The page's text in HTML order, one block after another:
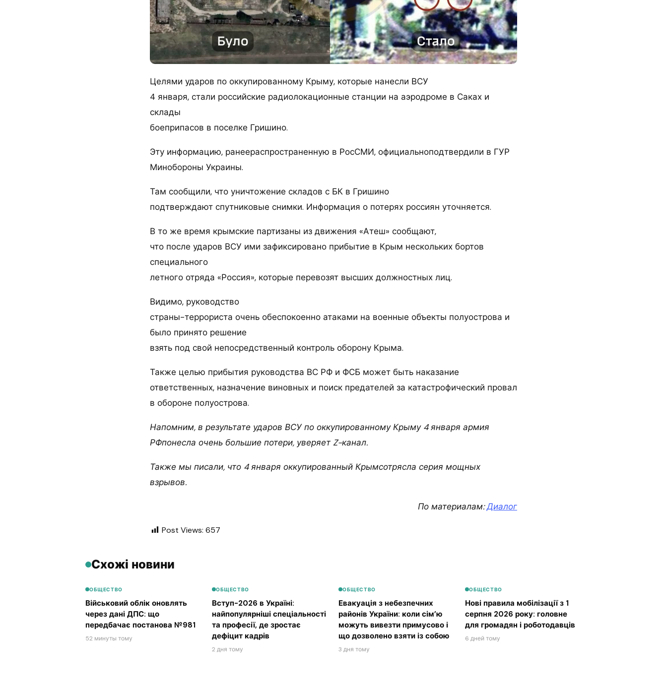
Целями ударов по оккупированному Крыму, которые нанесли ВСУ
4 января, стали российские радиолокационные станции на аэродроме в Саках и
склады
боеприпасов в поселке Гришино.
Эту информацию, ранеераспространенную в РосСМИ, официальноподтвердили в ГУР
Минобороны Украины.
Там сообщили, что уничтожение складов с БК в Гришино
подтверждают спутниковые снимки. Информация о потерях россиян уточняется.
В то же время крымские партизаны из движения «Атеш» сообщают,
что после ударов ВСУ ими зафиксировано прибытие в Крым нескольких бортов
специального
летного отряда «Россия», которые перевозят высших должностных лиц.
Видимо, руководство
страны-террориста очень обеспокоенно атаками на военные объекты полуострова и
было принято решение
взять под свой непосредственный контроль оборону Крыма.
Также целью прибытия руководства ВС РФ и ФСБ может быть наказание
ответственных, назначение виновных и поиск предателей за катастрофический провал
в обороне полуострова.
Напомним, в результате ударов ВСУ по оккупированному Крыму 4 января армия
РФпонесла очень большие потери, уверяет Z-канал.
Также мы писали, что 4 января оккупированный Крымсотрясла серия мощных
взрывов.
По материалам:Диалог
Post Views: 657
Схожі новини
ОБЩЕСТВО
Військовий облік оновлять
через дані ДПС: що
передбачає постанова №981
52 минуты тому
ОБЩЕСТВО
Вступ-2026 в Україні:
найпопулярніші спеціальності
та професії, де зростає
дефіцит кадрів
2 дня тому
ОБЩЕСТВО
Евакуація з небезпечних
районів України: коли сім’ю
можуть вивезти примусово і
що дозволено взяти із собою
3 дня тому
ОБЩЕСТВО
Нові правила мобілізації з 1
серпня 2026 року: головне
для громадян і роботодавців
6 дней тому